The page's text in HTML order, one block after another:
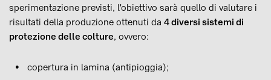
sperimentazione previsti, l'obiettivo sarà quello di valutare i
risultati della produzione ottenuti da 4 diversi sistemi di
protezione delle colture, ovvero:
copertura in lamina (antipioggia);